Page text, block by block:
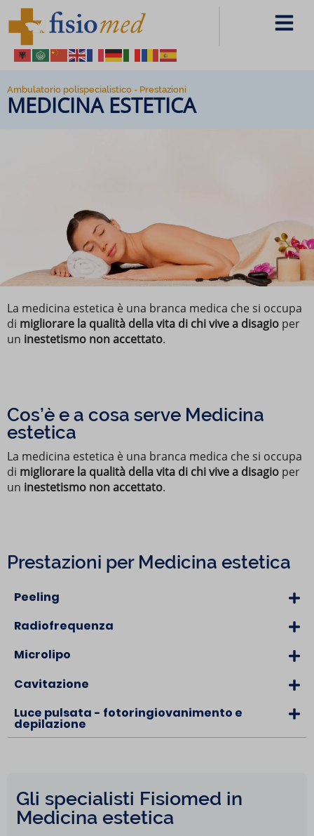
Ambulatorio polispecialistico - Prestazioni
MEDICINA ESTETICA
La medicina estetica è una branca medica che si occupa
di migliorare la qualità della vita di chi vive a disagio per
un inestetismo non accettato.
Cos’è e a cosa serve Medicina
estetica
La medicina estetica è una branca medica che si occupa
di migliorare la qualità della vita di chi vive a disagio per
un inestetismo non accettato.
Prestazioni per Medicina estetica
Peeling
Radiofrequenza
Microlipo
Cavitazione
Luce pulsata - fotoringiovanimento e
depilazione
Gli specialisti Fisiomed in
Medicina estetica